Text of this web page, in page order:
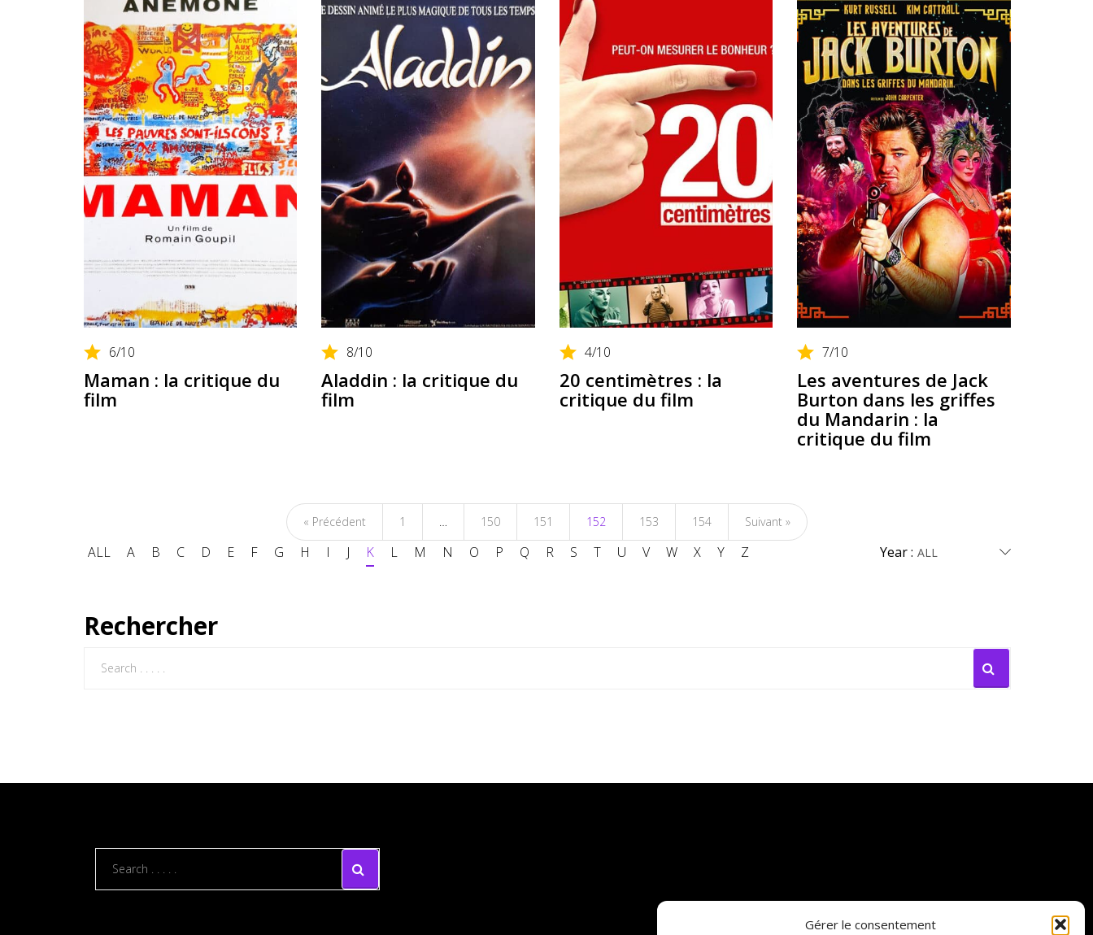
Gérer le consentement
6/10
Maman : la critique du
film
8/10
Aladdin : la critique du
film
4/10
20 centimètres : la
critique du film
7/10
Les aventures de Jack
Burton dans les griffes
du Mandarin : la
critique du film
« Précédent 1 150 151 152 153 154 Suivant »
ALL A B C D E F G H I J K L M N O P Q R S T U V W X Y Z Year :
Rechercher